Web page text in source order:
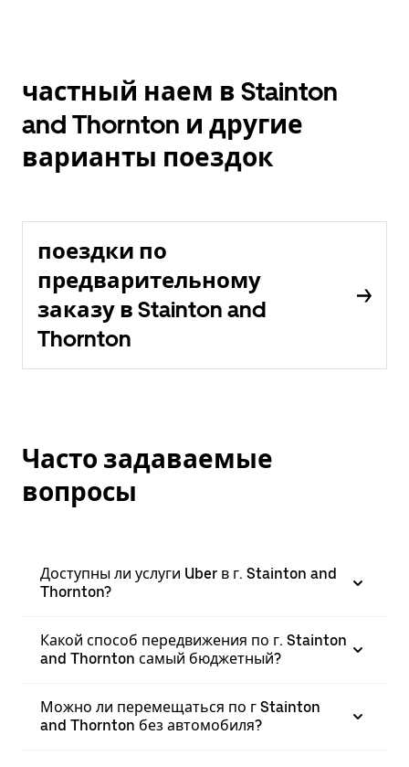
частный наем в Stainton
and Thornton и другие
варианты поездок
поездки по
предварительному
заказу в Stainton and
Thornton
Часто задаваемые
вопросы
Доступны ли услуги Uber в г. Stainton and
Thornton?
Какой способ передвижения по г. Stainton
and Thornton самый бюджетный?
Можно ли перемещаться по г Stainton
and Thornton без автомобиля?